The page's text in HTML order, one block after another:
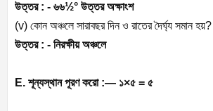
উত্তর : - ৬৬½° উত্তর অক্ষাংশ
(v) কোন অঞ্চলে সারাবছর দিন ও রাতের দৈর্ঘ্য সমান হয়?
উত্তর : - নিরক্ষীয় অঞ্চলে
E. শূন্যস্থান পূরণ করো :— ১×৫ = ৫